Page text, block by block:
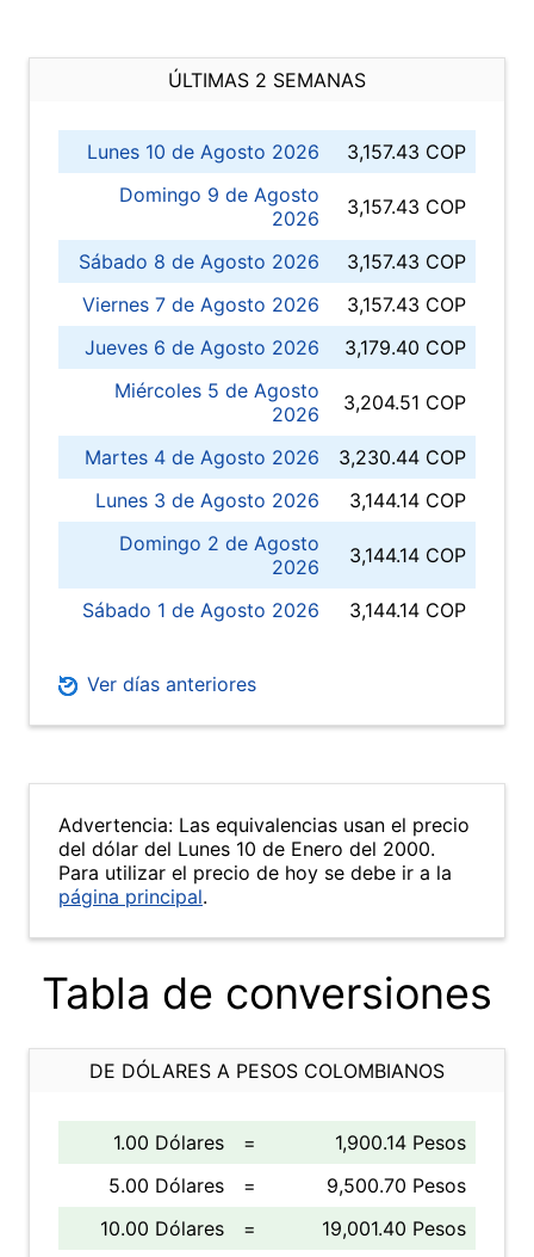
ÚLTIMAS 2 SEMANAS
Lunes 10 de Agosto 2026
3,157.43 COP
Domingo 9 de Agosto
2026
3,157.43 COP
Sábado 8 de Agosto 2026
3,157.43 COP
Viernes 7 de Agosto 2026
3,157.43 COP
Jueves 6 de Agosto 2026
3,179.40 COP
Miércoles 5 de Agosto
2026
3,204.51 COP
Martes 4 de Agosto 2026
3,230.44 COP
Lunes 3 de Agosto 2026
3,144.14 COP
Domingo 2 de Agosto
2026
3,144.14 COP
Sábado 1 de Agosto 2026 3,144.14 COP
Ver días anteriores
Advertencia: Las equivalencias usan el precio
del dólar del Lunes 10 de Enero del 2000.
Para utilizar el precio de hoy se debe ir a la
página principal.
Tabla de conversiones
DE DÓLARES A PESOS COLOMBIANOS
1.00 Dólares =
1,900.14 Pesos
5.00 Dólares
=
9,500.70 Pesos
10.00 Dólares
=
19,001.40 Pesos